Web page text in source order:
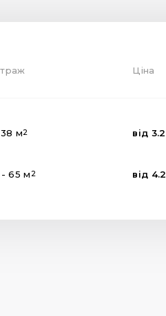
Ціна
м2 від 3.2
65 м2 від 4.2